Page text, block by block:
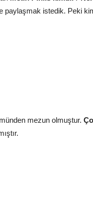
paylaşmak istedik. Peki
mezun olmuştur.